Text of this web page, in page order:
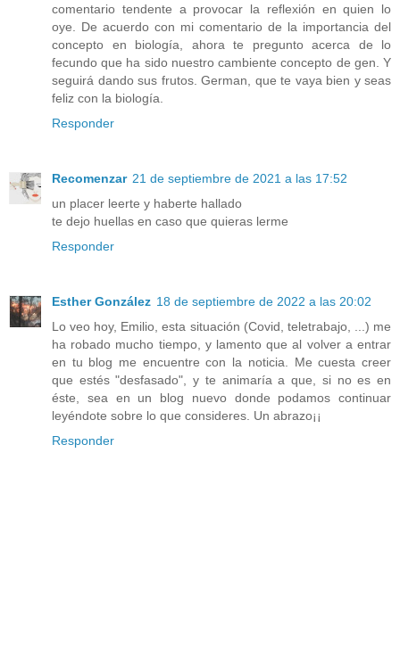
comentario tendente a provocar la reflexión en quien lo
oye. De acuerdo con mi comentario de la importancia del
concepto en biología, ahora te pregunto acerca de lo
fecundo que ha sido nuestro cambiente concepto de gen. Y
seguirá dando sus frutos. German, que te vaya bien y seas
feliz con la biología.
Responder
Recomenzar 21 de septiembre de 2021 a las 17:52
un placer leerte y haberte hallado
te dejo huellas en caso que quieras lerme
Responder
Esther González 18 de septiembre de 2022 a las 20:02
Lo veo hoy, Emilio, esta situación (Covid, teletrabajo, ...) me
ha robado mucho tiempo, y lamento que al volver a entrar
en tu blog me encuentre con la noticia. Me cuesta creer
que estés "desfasado", y te animaría a que, si no es en
éste, sea en un blog nuevo donde podamos continuar
leyéndote sobre lo que consideres. Un abrazo¡¡
Responder